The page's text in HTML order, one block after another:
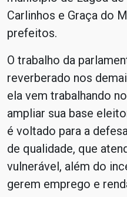
Carlinhos e Graça do
prefeitos.
O trabalho da
reverberado nos
ela vem trabalhando
ampliar sua base
é voltado para a
de qualidade, que
vulnerável, além do
gerem emprego e